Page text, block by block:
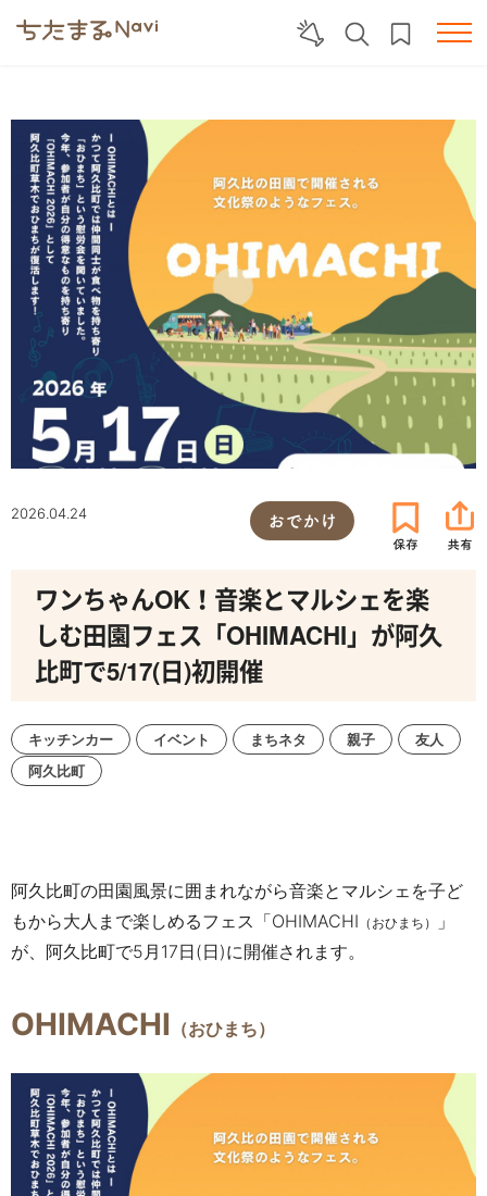
2026.04.24 おでかけ
ワンちゃんOK！音楽とマルシェを楽
しむ田園フェス「OHIMACHI」が阿久
比町で5/17(日)初開催
キッチンカー イベント まちネタ 親子
友人
阿久比町
阿久比町の田園風景に囲まれながら音楽とマルシェを子ど
もから大人まで楽しめるフェス「OHIMACHI （おひまち）
」
が、阿久比町で5月17日(日)に開催されます。
OHIMACHI （おひまち）